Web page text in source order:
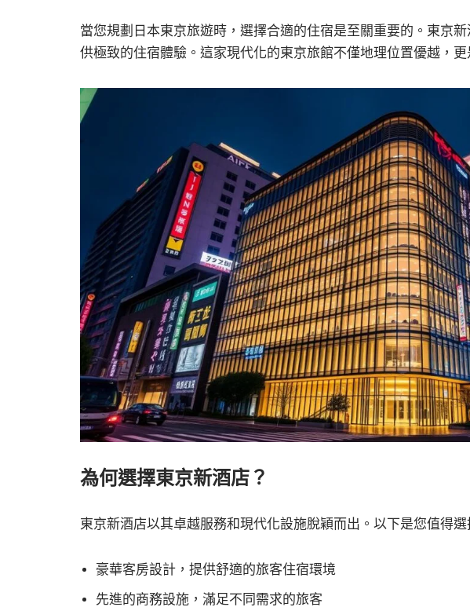
當您規劃日本東京旅遊時，選擇合適的住宿是至關重要的。東京
供極致的住宿體驗。這家現代化的東京旅館不僅地理位置優越，更
為何選擇東京新酒店？
東京新酒店以其卓越服務和現代化設施脫穎而出。以下是您值得選
豪華客房設計，提供舒適的旅客住宿環境
先進的商務設施，滿足不同需求的旅客